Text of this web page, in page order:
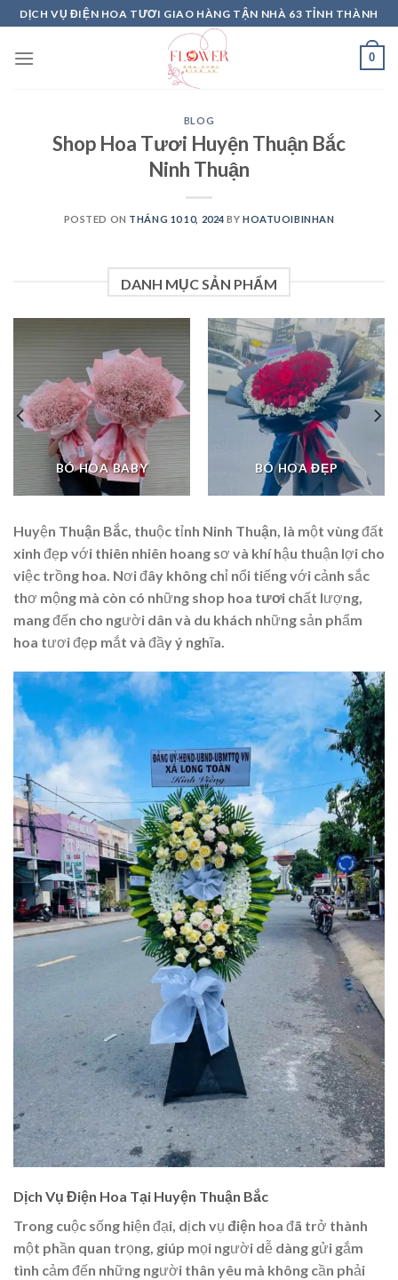
Skip
to
content
DỊCH VỤ ĐIỆN HOA TƯƠI GIAO HÀNG TẬN NHÀ 63 TỈNH THÀNH
0
BLOG
Shop Hoa Tươi Huyện Thuận Bắc
Ninh Thuận
POSTED ON THÁNG 10 10, 2024 BYHOATUOIBINHAN
DANH MỤC SẢN PHẨM
BÓ HOA BABY BÓ HOA ĐẸP
Huyện Thuận Bắc, thuộc tỉnh Ninh Thuận, là một vùng đất
xinh đẹp với thiên nhiên hoang sơ và khí hậu thuận lợi cho
việc trồng hoa. Nơi đây không chỉ nổi tiếng với cảnh sắc
thơ mộng mà còn có những shop hoa tươi chất lượng,
mang đến cho người dân và du khách những sản phẩm
hoa tươi đẹp mắt và đầy ý nghĩa.
Dịch Vụ Điện Hoa Tại Huyện Thuận Bắc
Trong cuộc sống hiện đại, dịch vụ điện hoa đã trở thành
một phần quan trọng, giúp mọi người dễ dàng gửi gắm
tình cảm đến những người thân yêu mà không cần phải